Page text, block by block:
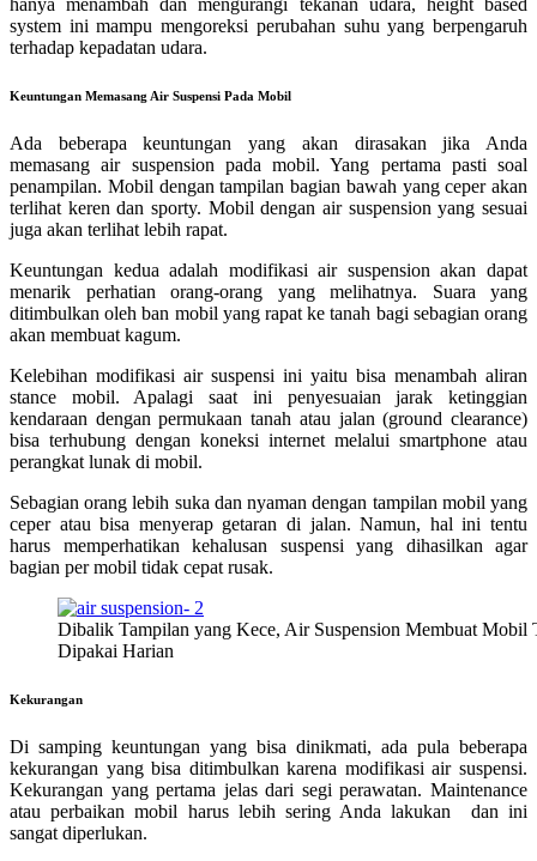
system ini mampu mengoreksi perubahan suhu yang berpengaruh
terhadap kepadatan udara.
Keuntungan Memasang Air Suspensi Pada Mobil
Ada beberapa keuntungan yang akan dirasakan jika Anda
memasang air suspension pada mobil. Yang pertama pasti soal
penampilan. Mobil dengan tampilan bagian bawah yang ceper akan
terlihat keren dan sporty. Mobil dengan air suspension yang sesuai
juga akan terlihat lebih rapat.
Keuntungan kedua adalah modifikasi air suspension akan dapat
menarik perhatian orang-orang yang melihatnya. Suara yang
ditimbulkan oleh ban mobil yang rapat ke tanah bagi sebagian orang
akan membuat kagum.
Kelebihan modifikasi air suspensi ini yaitu bisa menambah aliran
stance mobil. Apalagi saat ini penyesuaian jarak ketinggian
kendaraan dengan permukaan tanah atau jalan (ground clearance)
bisa terhubung dengan koneksi internet melalui smartphone atau
perangkat lunak di mobil.
Sebagian orang lebih suka dan nyaman dengan tampilan mobil yang
ceper atau bisa menyerap getaran di jalan. Namun, hal ini tentu
harus memperhatikan kehalusan suspensi yang dihasilkan agar
bagian per mobil tidak cepat rusak.
Dibalik Tampilan yang Kece, Air Suspension Membuat Mobil
Dipakai Harian
Kekurangan
Di samping keuntungan yang bisa dinikmati, ada pula beberapa
kekurangan yang bisa ditimbulkan karena modifikasi air suspensi.
Kekurangan yang pertama jelas dari segi perawatan. Maintenance
atau perbaikan mobil harus lebih sering Anda lakukan dan ini
sangat diperlukan.